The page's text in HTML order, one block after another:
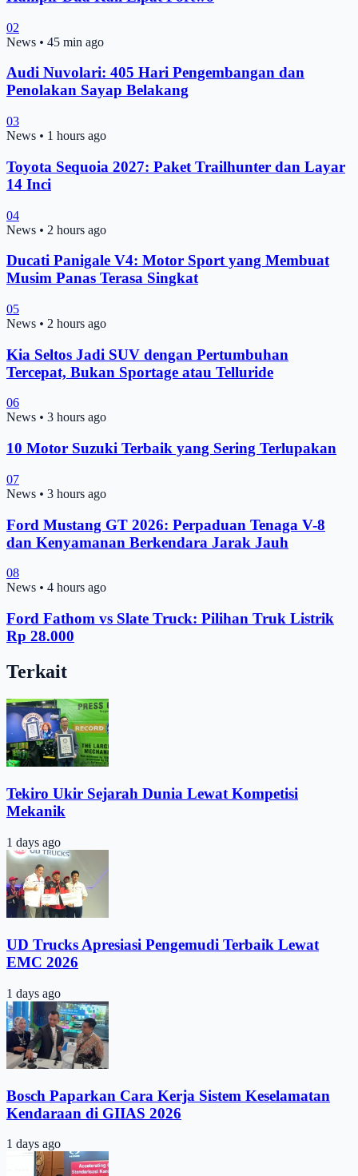
02
News • 45 min ago
Audi Nuvolari: 405 Hari Pengembangan dan
Penolakan Sayap Belakang
03
News • 1 hours ago
Toyota Sequoia 2027: Paket Trailhunter dan Layar
14 Inci
04
News • 2 hours ago
Ducati Panigale V4: Motor Sport yang Membuat
Musim Panas Terasa Singkat
05
News • 2 hours ago
Kia Seltos Jadi SUV dengan Pertumbuhan
Tercepat, Bukan Sportage atau Telluride
06
News • 3 hours ago
10 Motor Suzuki Terbaik yang Sering Terlupakan
07
News • 3 hours ago
Ford Mustang GT 2026: Perpaduan Tenaga V-8
dan Kenyamanan Berkendara Jarak Jauh
08
News • 4 hours ago
Ford Fathom vs Slate Truck: Pilihan Truk Listrik
Rp 28.000
Terkait
Tekiro Ukir Sejarah Dunia Lewat Kompetisi
Mekanik
1 days ago
UD Trucks Apresiasi Pengemudi Terbaik Lewat
EMC 2026
1 days ago
Bosch Paparkan Cara Kerja Sistem Keselamatan
Kendaraan di GIIAS 2026
1 days ago